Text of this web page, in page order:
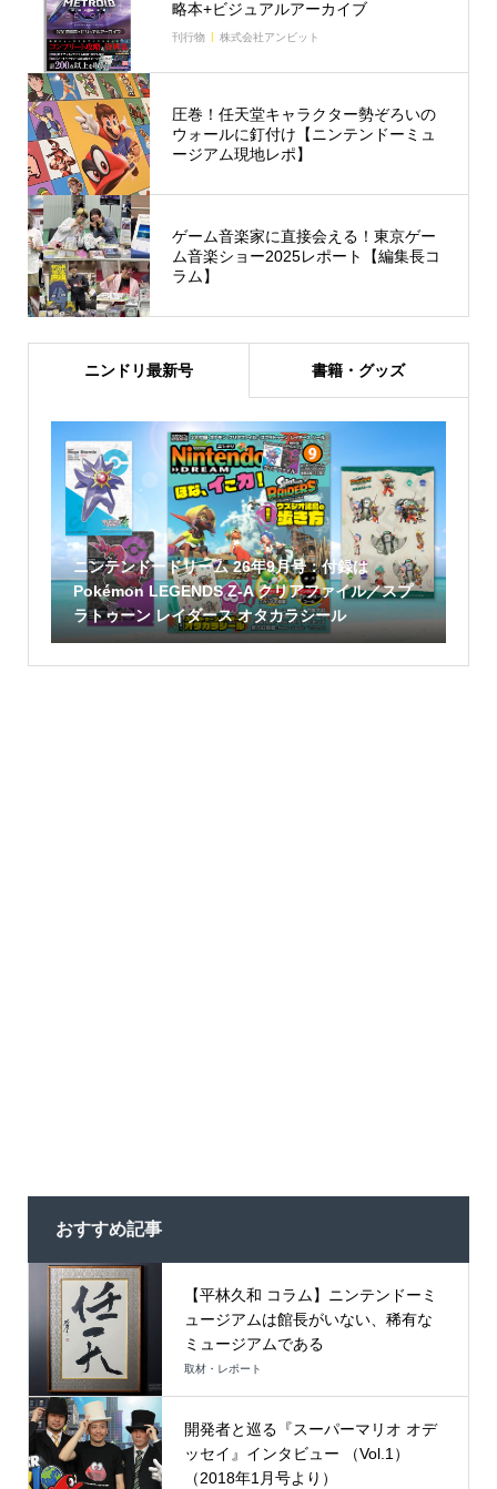
略本+ビジュアルアーカイブ
刊行物 株式会社アンビット
圧巻！任天堂キャラクター勢ぞろいの
ウォールに釘付け【ニンテンドーミュ
ージアム現地レポ】
ゲーム音楽家に直接会える！東京ゲー
ム音楽ショー2025レポート【編集長コ
ラム】
ニンドリ最新号 書籍・グッズ
ニンテンドードリーム 26年9月号：付録は
Pokémon LEGENDS Z-A クリアファイル／スプ
ラトゥーン レイダース オタカラシール
おすすめ記事
【平林久和 コラム】ニンテンドーミ
ュージアムは館長がいない、稀有な
ミュージアムである
取材・レポート
開発者と巡る『スーパーマリオ オデ
ッセイ』インタビュー （Vol.1）
（2018年1月号より）